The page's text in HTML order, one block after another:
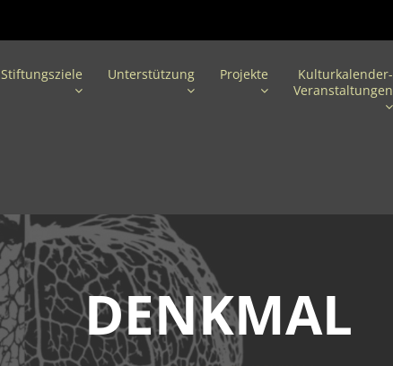
Stiftungsziele Unterstützung Projekte
Kulturkalender-
Veranstaltungen
DENKMAL